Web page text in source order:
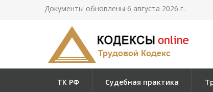
Документы обновлены 6 августа 2026 г.
ТК РФ Судебная практика